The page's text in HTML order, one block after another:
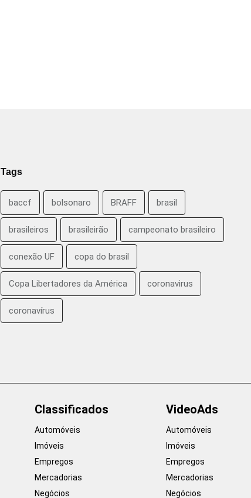
Tags
baccf bolsonaro BRAFF brasil
brasileiros brasileirão campeonato brasileiro
conexão UF copa do brasil
Copa Libertadores da América coronavirus
coronavírus
Classificados
Automóveis
Imóveis
Empregos
Mercadorias
Negócios
VideoAds
Automóveis
Imóveis
Empregos
Mercadorias
Negócios